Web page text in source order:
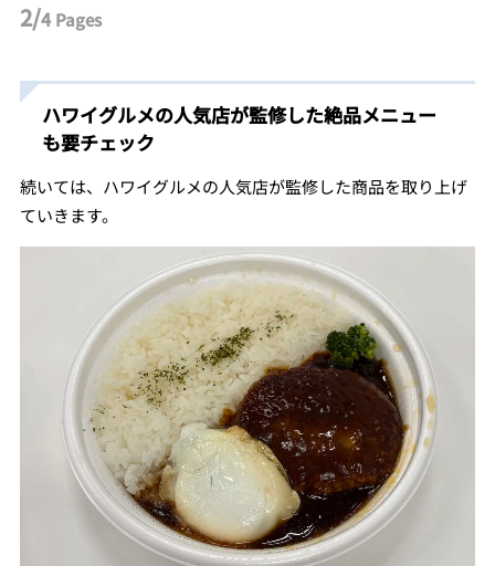
2/4Pages
ハワイグルメの人気店が監修した絶品メニュー
も要チェック
続いては、ハワイグルメの人気店が監修した商品を取り上げ
ていきます。